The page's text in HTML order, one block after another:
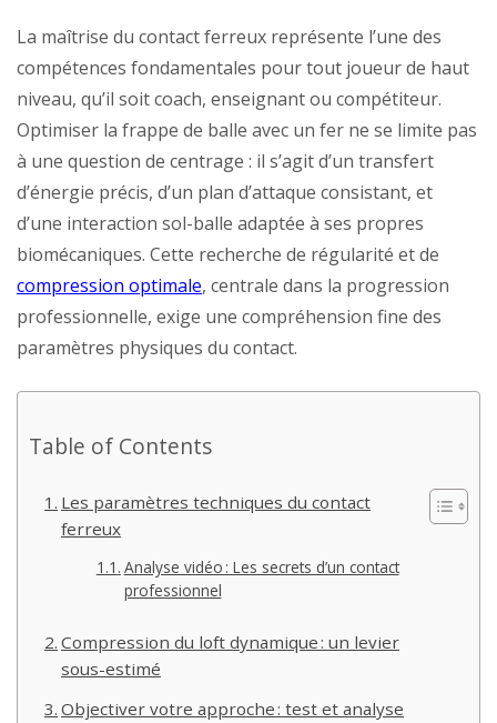
La maîtrise du contact ferreux représente l’une des
compétences fondamentales pour tout joueur de haut
niveau, qu’il soit coach, enseignant ou compétiteur.
Optimiser la frappe de balle avec un fer ne se limite pas
à une question de centrage : il s’agit d’un transfert
d’énergie précis, d’un plan d’attaque consistant, et
d’une interaction sol-balle adaptée à ses propres
biomécaniques. Cette recherche de régularité et de
compression optimale, centrale dans la progression
professionnelle, exige une compréhension fine des
paramètres physiques du contact.
Table of Contents
Les paramètres techniques du contact
ferreux
Analyse vidéo : Les secrets d’un contact
professionnel
Compression du loft dynamique : un levier
sous-estimé
Objectiver votre approche : test et analyse